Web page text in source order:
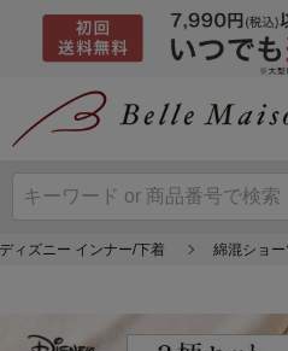
ディズニー インナー/下着 綿混ショー